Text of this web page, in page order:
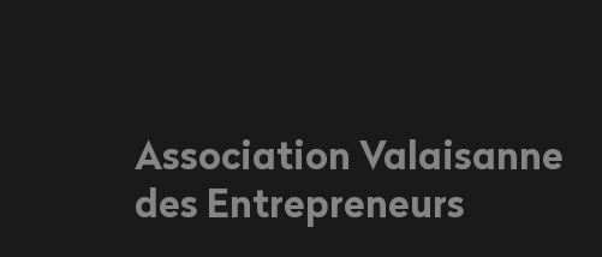
Association Valaisanne
des Entrepreneurs